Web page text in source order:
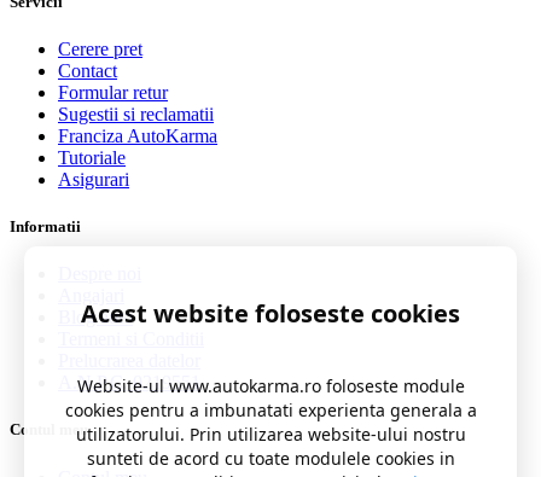
Cerere pret
Contact
Formular retur
Sugestii si reclamatii
Franciza AutoKarma
Tutoriale
Asigurari
Informatii
Blog auto
A.N.P.C. 0219551
Contul meu
Acest website foloseste cookies
Website-ul www.autokarma.ro foloseste module
cookies pentru a imbunatati experienta generala a
utilizatorului. Prin utilizarea website-ului nostru
sunteti de acord cu toate modulele cookies in